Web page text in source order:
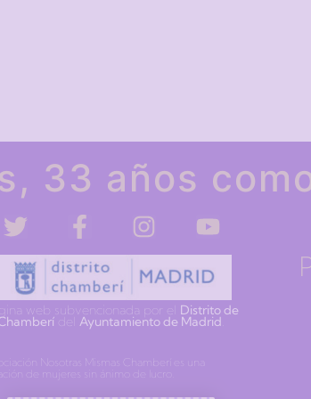
33 años
web subvencionada por el Distrito de
delAyuntamiento de Madrid
Nosotras Mismas Chamberí es una
de mujeres sin ánimo de lucro.